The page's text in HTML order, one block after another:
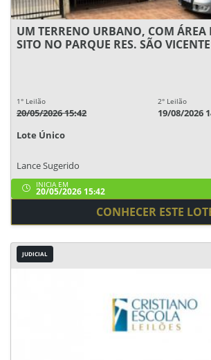
UM TERRENO URBANO, COM ÁREA
SITO NO PARQUE RES. SÃO
1° Leilão
20/05/2026 15:42
2° Leilão
19/08/2026
Lote Único
Lance Sugerido
INICIA EM
20/05/2026 15:42
CONHECER ESTE
JUDICIAL